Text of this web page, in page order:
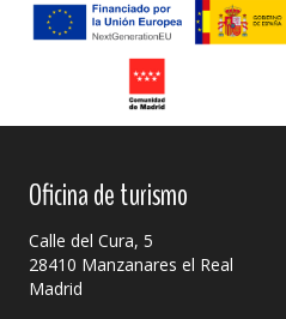
Oficina de turismo
Calle del Cura, 5
28410 Manzanares el Real
Madrid